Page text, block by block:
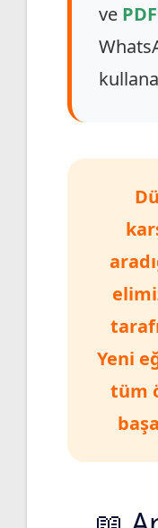
ve
Yeni
tüm